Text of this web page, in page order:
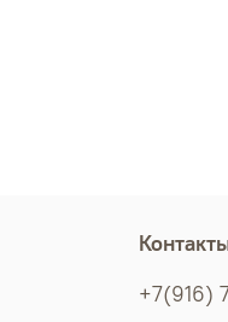
+7(916)